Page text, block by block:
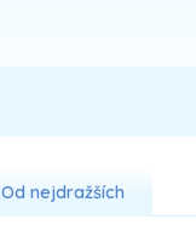
Od nejdražších